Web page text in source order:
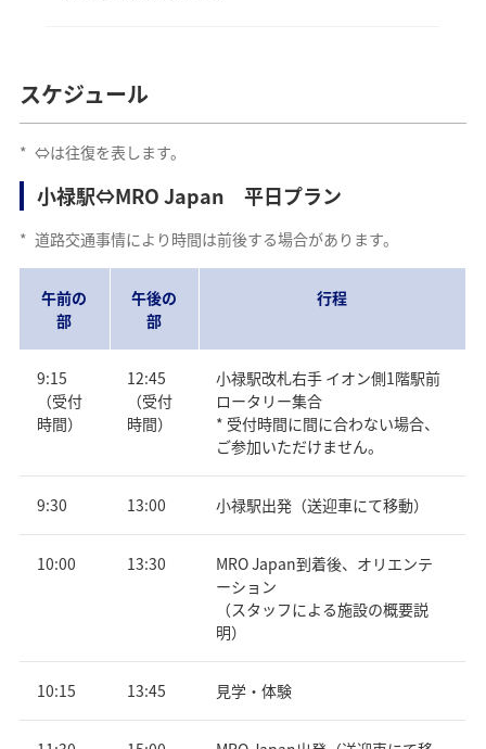
スケジュール
* ⇔は往復を表します。
小禄駅⇔MRO Japan 平日プラン
* 道路交通事情により時間は前後する場合があります。
午前の
部
午後の
部
行程
9:15
（受付
時間）
12:45
（受付
時間）
小禄駅改札右手 イオン側1階駅前
ロータリー集合
* 受付時間に間に合わない場合、
ご参加いただけません。
9:30 13:00 小禄駅出発（送迎車にて移動）
10:00 13:30
MRO Japan到着後、オリエンテ
ーション
（スタッフによる施設の概要説
明）
10:15 13:45 見学・体験